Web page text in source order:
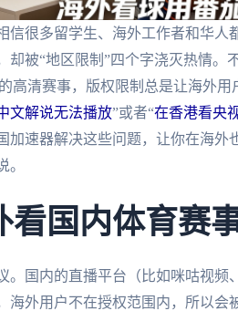
信很多留学生、海外工作者和华
却被“地区限制”四个字浇灭热情。
高清赛事，版权限制总是让海外
文解说无法播放”或者“在香港看央
加速器解决这些问题，让你在海外
。
看国内体育赛
国内的直播平台（比如咪咕视频
海外用户不在授权范围内，所以